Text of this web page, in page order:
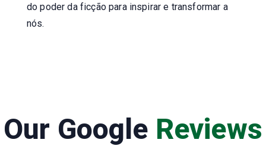
do poder da ficção para inspirar e transformar a
nós.
Our Google Reviews